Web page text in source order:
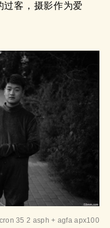
过客，摄影作为爱
35 2 asph + agfa apx100